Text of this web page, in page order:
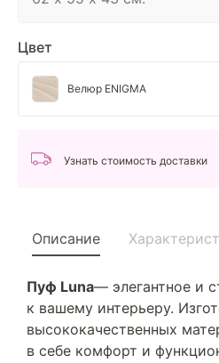
Цвет
Велюр ENIGMA
Узнать стоимость доставки
Описание
Пуф Luna— элегантное и
к вашему интерьеру.
высококачественных
в себе комфорт и